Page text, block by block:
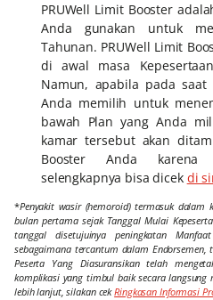
PRUWell Limit Booster
Anda gunakan untuk
Tahunan. PRUWell Limit
di awal masa
Namun, apabila pada
Anda memilih untuk
bawah Plan yang Anda
kamar tersebut akan
Booster Anda karena
selengkapnya bisa dicek di
*Penyakit wasir (hemoroid) termasuk dalam
bulan pertama sejak Tanggal Mulai
tanggal disetujuinya peningkatan
sebagaimana tercantum dalam
Peserta Yang Diasuransikan telah
komplikasi yang timbul baik secara
lebih lanjut, silakan cekRingkasan Informasi